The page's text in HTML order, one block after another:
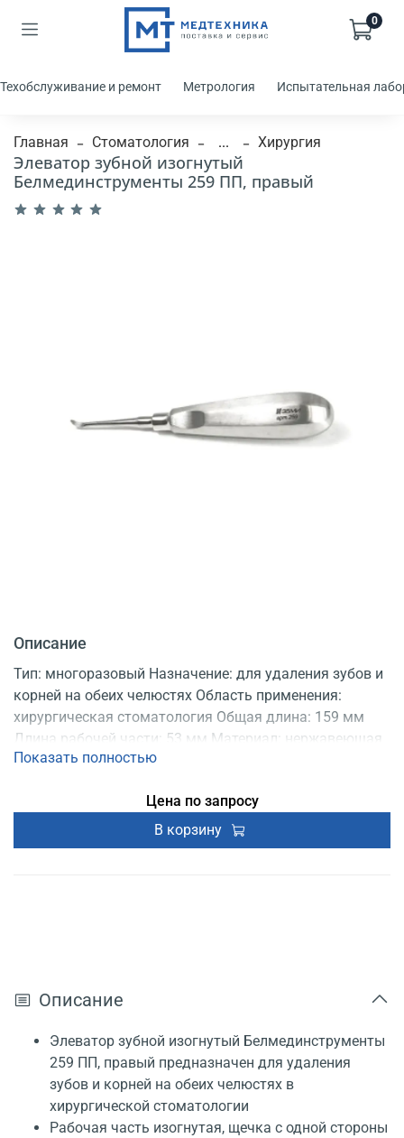
0
Техобслуживание и ремонт Метрология Испытательная
Главная Стоматология ... Хирургия
Элеватор зубной изогнутый
Белмединструменты 259 ПП, правый
Описание
Тип: многоразовый Назначение: для удаления зубов и
корней на обеих челюстях Область применения:
хирургическая стоматология Общая длина: 159 мм
Длина рабочей части: 53 мм Материал: нержавеющая
сталь Регистрационное удостоверение
Показать полностью
Цена по запросу
В корзину
Описание
Элеватор зубной изогнутый Белмединструменты
259 ПП, правый предназначен для удаления
зубов и корней на обеих челюстях в
хирургической стоматологии
Рабочая часть изогнутая, щечка с одной стороны